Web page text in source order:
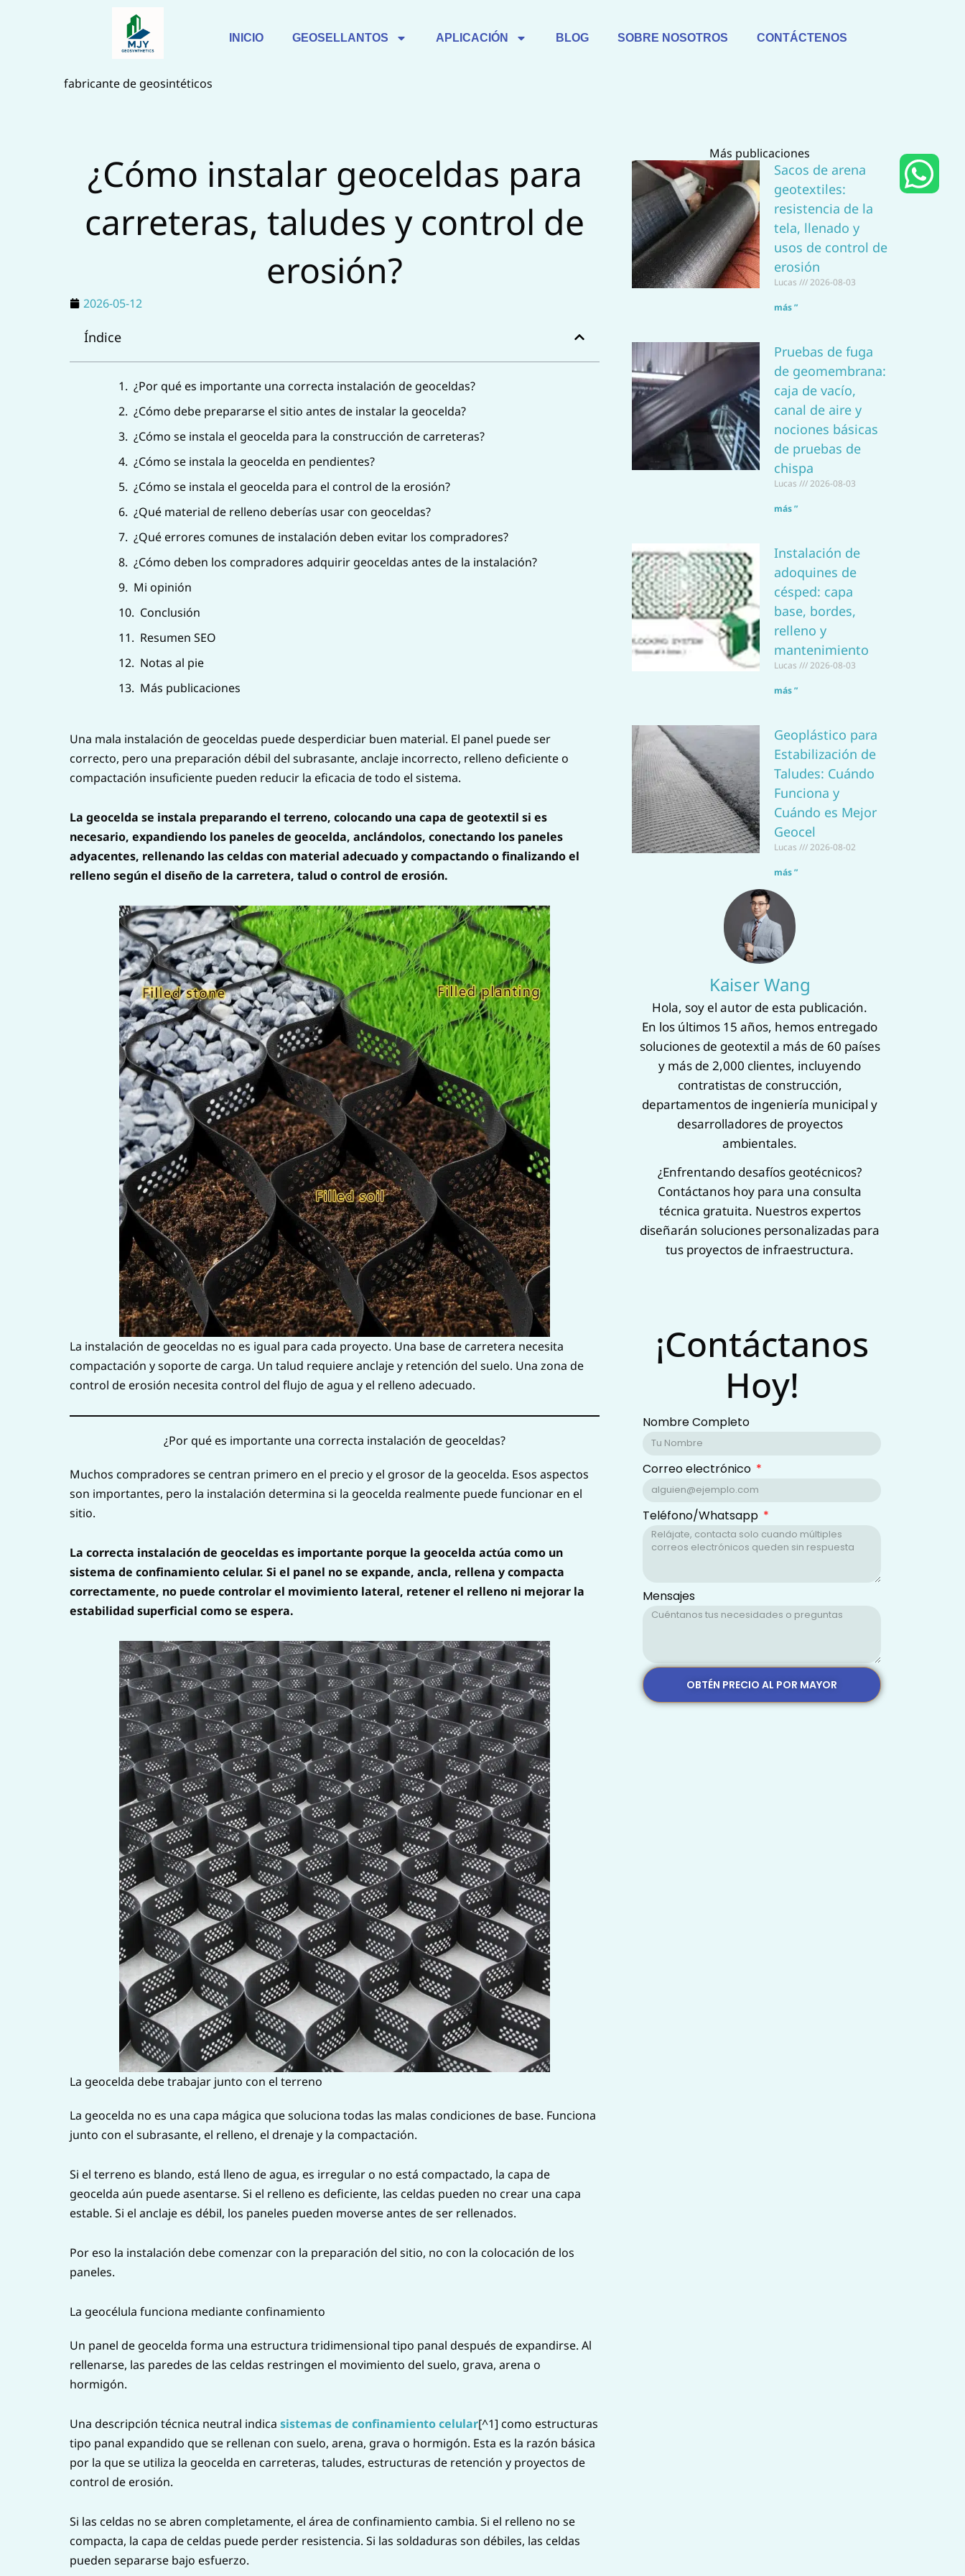
fabricante de geosintéticos
INICIO GEOSELLANTOS APLICACIÓN BLOG SOBRE NOSOTROS CONTÁCTENOS
¿Cómo instalar geoceldas para
carreteras, taludes y control de
erosión?
2026-05-12
Índice
¿Por qué es importante una correcta instalación de geoceldas?
¿Cómo debe prepararse el sitio antes de instalar la geocelda?
¿Cómo se instala el geocelda para la construcción de carreteras?
¿Cómo se instala la geocelda en pendientes?
¿Cómo se instala el geocelda para el control de la erosión?
¿Qué material de relleno deberías usar con geoceldas?
¿Qué errores comunes de instalación deben evitar los compradores?
¿Cómo deben los compradores adquirir geoceldas antes de la instalación?
Mi opinión
Conclusión
Resumen SEO
Notas al pie
Más publicaciones
Una mala instalación de geoceldas puede desperdiciar buen material. El panel puede ser
correcto, pero una preparación débil del subrasante, anclaje incorrecto, relleno deficiente o
compactación insuficiente pueden reducir la eficacia de todo el sistema.
La geocelda se instala preparando el terreno, colocando una capa de geotextil si es
necesario, expandiendo los paneles de geocelda, anclándolos, conectando los paneles
adyacentes, rellenando las celdas con material adecuado y compactando o finalizando el
relleno según el diseño de la carretera, talud o control de erosión.
La instalación de geoceldas no es igual para cada proyecto. Una base de carretera necesita
compactación y soporte de carga. Un talud requiere anclaje y retención del suelo. Una zona de
control de erosión necesita control del flujo de agua y el relleno adecuado.
¿Por qué es importante una correcta instalación de geoceldas?
Muchos compradores se centran primero en el precio y el grosor de la geocelda. Esos aspectos
son importantes, pero la instalación determina si la geocelda realmente puede funcionar en el
sitio.
La correcta instalación de geoceldas es importante porque la geocelda actúa como un
sistema de confinamiento celular. Si el panel no se expande, ancla, rellena y compacta
correctamente, no puede controlar el movimiento lateral, retener el relleno ni mejorar la
estabilidad superficial como se espera.
La geocelda debe trabajar junto con el terreno
La geocelda no es una capa mágica que soluciona todas las malas condiciones de base. Funciona
junto con el subrasante, el relleno, el drenaje y la compactación.
Si el terreno es blando, está lleno de agua, es irregular o no está compactado, la capa de
geocelda aún puede asentarse. Si el relleno es deficiente, las celdas pueden no crear una capa
estable. Si el anclaje es débil, los paneles pueden moverse antes de ser rellenados.
Por eso la instalación debe comenzar con la preparación del sitio, no con la colocación de los
paneles.
La geocélula funciona mediante confinamiento
Un panel de geocelda forma una estructura tridimensional tipo panal después de expandirse. Al
rellenarse, las paredes de las celdas restringen el movimiento del suelo, grava, arena o
hormigón.
Una descripción técnica neutral indica sistemas de confinamiento celular[^1] como estructuras
tipo panal expandido que se rellenan con suelo, arena, grava o hormigón. Esta es la razón básica
por la que se utiliza la geocelda en carreteras, taludes, estructuras de retención y proyectos de
control de erosión.
Si las celdas no se abren completamente, el área de confinamiento cambia. Si el relleno no se
compacta, la capa de celdas puede perder resistencia. Si las soldaduras son débiles, las celdas
pueden separarse bajo esfuerzo.
Más publicaciones
Sacos de arena
geotextiles:
resistencia de la
tela, llenado y
usos de control de
erosión
Lucas 2026-08-03
más ”
Pruebas de fuga
de geomembrana:
caja de vacío,
canal de aire y
nociones básicas
de pruebas de
chispa
Lucas 2026-08-03
más ”
Instalación de
adoquines de
césped: capa
base, bordes,
relleno y
mantenimiento
Lucas 2026-08-03
más ”
Geoplástico para
Estabilización de
Taludes: Cuándo
Funciona y
Cuándo es Mejor
Geocel
Lucas 2026-08-02
más ”
Kaiser Wang
‌Hola, soy el autor de esta publicación.‌
En los últimos 15 años, hemos entregado
soluciones de geotextil a más de 60 países
y más de 2,000 clientes, incluyendo
contratistas de construcción,
departamentos de ingeniería municipal y
desarrolladores de proyectos
ambientales.
¿Enfrentando desafíos geotécnicos?
Contáctanos hoy para una ‌consulta
técnica gratuita‌. Nuestros expertos
diseñarán soluciones personalizadas para
tus proyectos de infraestructura.
¡Contáctanos
Hoy!
Nombre Completo
Correo electrónico
Teléfono/Whatsapp
Mensajes
OBTÉN PRECIO AL POR MAYOR
W
h